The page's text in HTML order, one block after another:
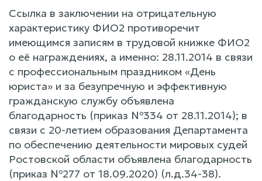
Ссылка в заключении на отрицательную
характеристику ФИО2 противоречит
имеющимся записям в трудовой книжке ФИО2
о её награждениях, а именно: 28.11.2014 в связи
с профессиональным праздником «День
юриста» и за безупречную и эффективную
гражданскую службу объявлена
благодарность (приказ №334 от 28.11.2014); в
связи с 20-летием образования Департамента
по обеспечению деятельности мировых судей
Ростовской области объявлена благодарность
(приказ №277 от 18.09.2020) (л.д.34-38).